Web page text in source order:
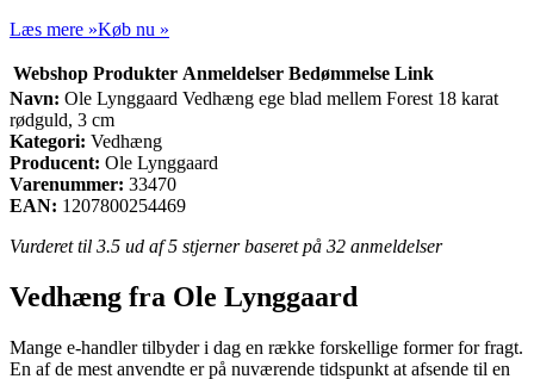
Læs mere »Køb nu »
Webshop Produkter Anmeldelser Bedømmelse Link
Navn: Ole Lynggaard Vedhæng ege blad mellem Forest 18 karat
rødguld, 3 cm
Kategori: Vedhæng
Producent: Ole Lynggaard
Varenummer: 33470
EAN: 1207800254469
Vurderet til 3.5 ud af 5 stjerner baseret på 32 anmeldelser
Vedhæng fra Ole Lynggaard
Mange e-handler tilbyder i dag en række forskellige former for fragt.
En af de mest anvendte er på nuværende tidspunkt at afsende til en